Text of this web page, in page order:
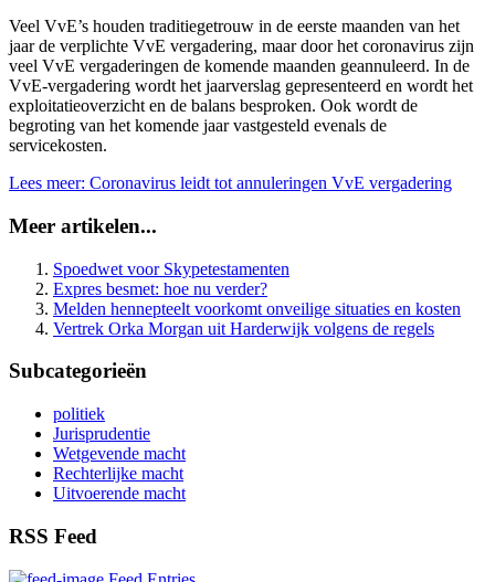
Veel VvE’s houden traditiegetrouw in de eerste maanden van het
jaar de verplichte VvE vergadering, maar door het coronavirus zijn
veel VvE vergaderingen de komende maanden geannuleerd. In de
VvE-vergadering wordt het jaarverslag gepresenteerd en wordt het
exploitatieoverzicht en de balans besproken. Ook wordt de
begroting van het komende jaar vastgesteld evenals de
servicekosten.
Lees meer: Coronavirus leidt tot annuleringen VvE vergadering
Meer artikelen...
Spoedwet voor Skypetestamenten
Expres besmet: hoe nu verder?
Melden hennepteelt voorkomt onveilige situaties en kosten
Vertrek Orka Morgan uit Harderwijk volgens de regels
Subcategorieën
politiek
Jurisprudentie
Wetgevende macht
Rechterlijke macht
Uitvoerende macht
RSS Feed